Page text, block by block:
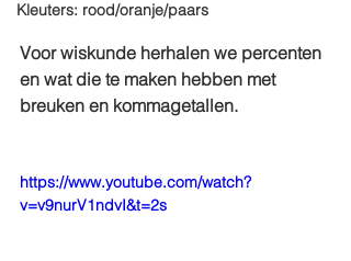
Kleuters: rood/oranje/paars
Voor wiskunde herhalen we percenten
en wat die te maken hebben met
breuken en kommagetallen.
https://www.youtube.com/watch?
v=v9nurV1ndvI&t=2s